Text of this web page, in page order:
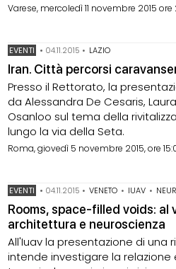
Varese, mercoledì 11 novembre 2015 ore
EVENTI • 04.11.2015 • LAZIO
Iran. Città percorsi
Presso il Rettorato, la
da Alessandra De Cesaris,
Osanloo sul tema della
lungo la via della Seta.
Roma, giovedì 5 novembre 2015, ore
EVENTI • 04.11.2015 • VENETO • IUAV •
Rooms, space-filled voids: al
architettura e neuroscienza
All'Iuav la presentazione di una
intende investigare la